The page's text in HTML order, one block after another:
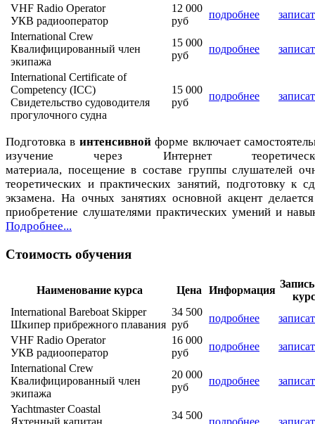
VHF Radio Operator
УКВ радиооператор
12 000
руб
подробнее
International Crew
Квалифицированный член
экипажа
15 000
руб
подробнее
International Certificate of
Competency (ICC)
Свидетельство судоводителя
прогулочного судна
15 000
руб
подробнее
Подготовка в интенсивнойформе включает
изучение через Интернет
материала, посещение в составе группы слушателей
теоретических и практических занятий, подготовку к
экзамена. На очных занятиях основной акцент
приобретение слушателями практических умений и
Подробнее...
Стоимость обучения
Наименование курса Цена Информация
курс
International Bareboat Skipper
Шкипер прибрежного плавания
34 500
руб
подробнее
VHF Radio Operator
УКВ радиооператор
16 000
руб
подробнее
International Crew
Квалифицированный член
экипажа
20 000
руб
подробнее
Yachtmaster Coastal
Яхтенный капитан
34 500
подробнее